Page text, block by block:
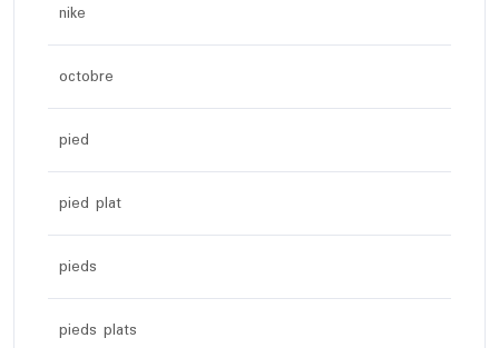
nike
octobre
pied
pied plat
pieds
pieds plats